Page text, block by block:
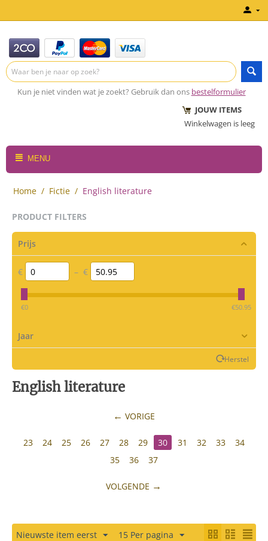
Kun je niet vinden wat je zoekt? Gebruik dan ons bestelformulier
JOUW ITEMS
Winkelwagen is leeg
MENU
Home / Fictie / English literature
PRODUCT FILTERS
Prijs
€ – €
‎€0 ‎€50.95
Jaar
Herstel
English literature
VORIGE
23 24 25 26 27 28 29 30 31 32 33
34
35
36 37
VOLGENDE
Nieuwste item eerst 15 Per pagina